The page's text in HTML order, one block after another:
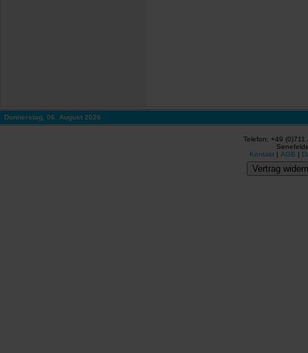
Donnerstag, 06. August 2026
Telefon: +49
Kontakt | AGB |
Vertrag